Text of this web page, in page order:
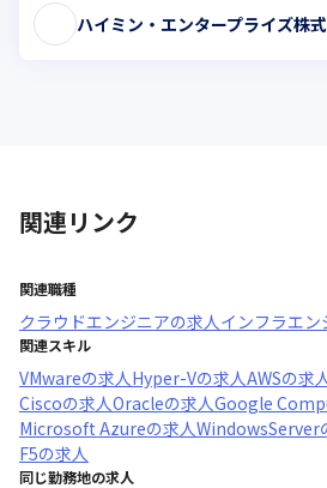
ハイミン・エンタープライズ株
関連リンク
関連職種
クラウドエンジニアの求人インフラエン
関連スキル
VMwareの求人Hyper-Vの求人AWSの求
Ciscoの求人Oracleの求人Google
Microsoft Azureの求人WindowsServer
F5の求人
同じ勤務地の求人